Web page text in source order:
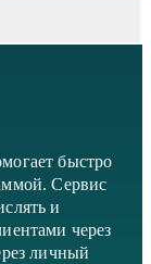
быстро
Сервис
и
через
личный